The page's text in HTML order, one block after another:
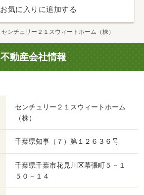
お気に入りに追加する
センチュリー２１スウィートホーム（株）
不動産会社情報
センチュリー２１スウィートホーム
（株）
千葉県知事（７）第１２６３６号
千葉県千葉市花見川区幕張町５－１
５０－１４